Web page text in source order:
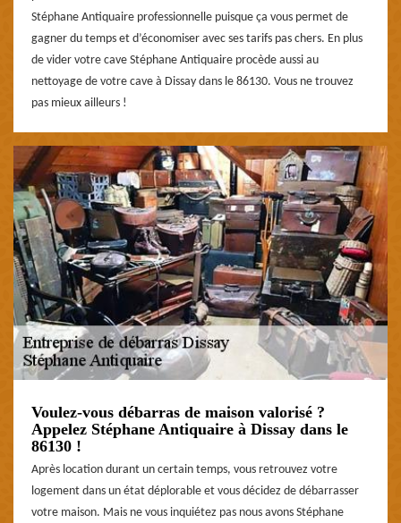
Stéphane Antiquaire professionnelle puisque ça vous permet de
gagner du temps et d’économiser avec ses tarifs pas chers. En plus
de vider votre cave Stéphane Antiquaire procède aussi au
nettoyage de votre cave à Dissay dans le 86130. Vous ne trouvez
pas mieux ailleurs !
Voulez-vous débarras de maison valorisé ?
Appelez Stéphane Antiquaire à Dissay dans le
86130 !
Après location durant un certain temps, vous retrouvez votre
logement dans un état déplorable et vous décidez de débarrasser
votre maison. Mais ne vous inquiétez pas nous avons Stéphane